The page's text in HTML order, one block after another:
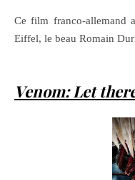
Ce film franco-allemand
Eiffel, le beau Romain
Venom: Let